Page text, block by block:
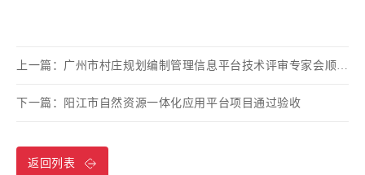
上一篇： 广州市村庄规划编制管理信息平台技术评审专家会顺利召开
下一篇： 阳江市自然资源一体化应用平台项目通过验收
返回列表